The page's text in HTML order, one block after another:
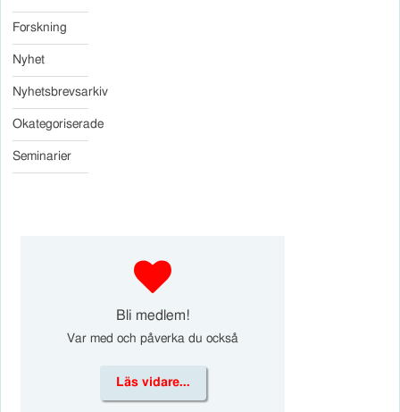
Forskning
Nyhet
Nyhetsbrevsarkiv
Okategoriserade
Seminarier
d
Bli medlem!
Var med och påverka du också
Läs vidare...